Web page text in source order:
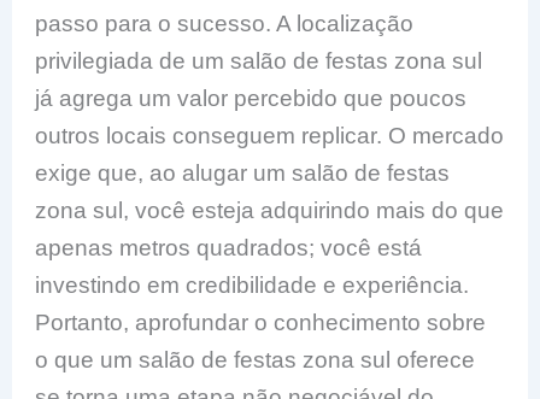
passo para o sucesso. A localização
privilegiada de um salão de festas zona sul
já agrega um valor percebido que poucos
outros locais conseguem replicar. O mercado
exige que, ao alugar um salão de festas
zona sul, você esteja adquirindo mais do que
apenas metros quadrados; você está
investindo em credibilidade e experiência.
Portanto, aprofundar o conhecimento sobre
o que um salão de festas zona sul oferece